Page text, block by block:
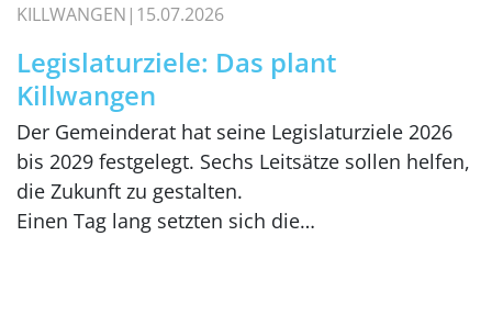
KILLWANGEN 15.07.2026
Legislaturziele: Das plant
Killwangen
Der Gemeinderat hat seine Legislaturziele 2026
bis 2029 festgelegt. Sechs Leitsätze sollen helfen,
die Zukunft zu gestalten.
Einen Tag lang setzten sich die…